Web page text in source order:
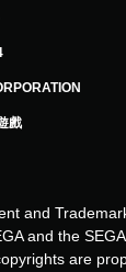
戲
and the
are